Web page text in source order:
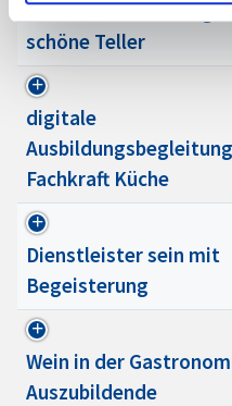
interaktives Training
schöne Teller
digitale
Fachkraft Küche
Dienstleister sein mit
Begeisterung
Wein in der
Auszubildende